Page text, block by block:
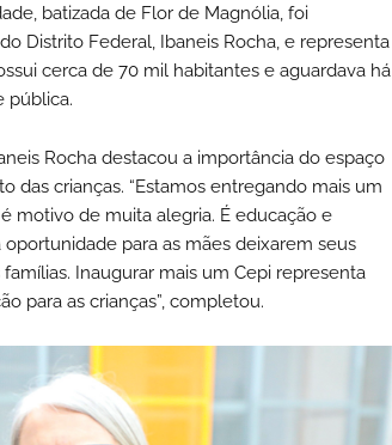
batizada de Flor de Magnólia, foi
Distrito Federal, Ibaneis Rocha, e representa
cerca de 70 mil habitantes e aguardava há
pública.
Rocha destacou a importância do espaço
das crianças. “Estamos entregando mais um
motivo de muita alegria. É educação e
para as mães deixarem seus
Inaugurar mais um Cepi representa
para as crianças”, completou.